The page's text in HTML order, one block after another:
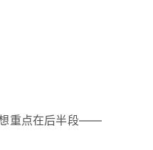
重点在后半段——